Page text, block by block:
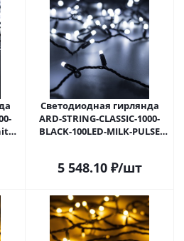
Светодиодная гирлянда
ARD-STRING-CLASSIC-1000-
BLACK-100LED-MILK-PULSE
5 548.10₽/шт